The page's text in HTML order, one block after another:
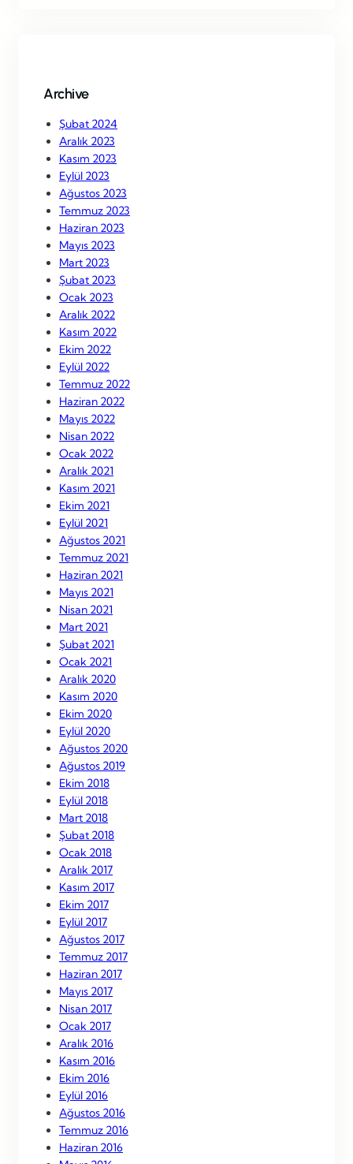
Archive
Şubat 2024
Aralık 2023
Kasım 2023
Eylül 2023
Ağustos 2023
Temmuz 2023
Haziran 2023
Mayıs 2023
Mart 2023
Şubat 2023
Ocak 2023
Aralık 2022
Kasım 2022
Ekim 2022
Eylül 2022
Temmuz 2022
Haziran 2022
Mayıs 2022
Nisan 2022
Ocak 2022
Aralık 2021
Kasım 2021
Ekim 2021
Eylül 2021
Ağustos 2021
Temmuz 2021
Haziran 2021
Mayıs 2021
Nisan 2021
Mart 2021
Şubat 2021
Ocak 2021
Aralık 2020
Kasım 2020
Ekim 2020
Eylül 2020
Ağustos 2020
Ağustos 2019
Ekim 2018
Eylül 2018
Mart 2018
Şubat 2018
Ocak 2018
Aralık 2017
Kasım 2017
Ekim 2017
Eylül 2017
Ağustos 2017
Temmuz 2017
Haziran 2017
Mayıs 2017
Nisan 2017
Ocak 2017
Aralık 2016
Kasım 2016
Ekim 2016
Eylül 2016
Ağustos 2016
Temmuz 2016
Haziran 2016